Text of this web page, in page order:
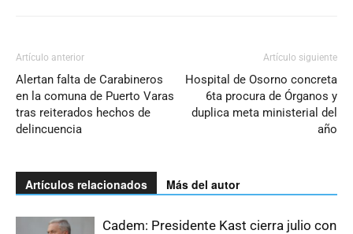
Artículo anterior
Alertan falta de Carabineros
en la comuna de Puerto Varas
tras reiterados hechos de
delincuencia
Artículo siguiente
Hospital de Osorno concreta
6ta procura de Órganos y
duplica meta ministerial del
año
Artículos relacionados Más del autor
Cadem: Presidente Kast cierra julio con